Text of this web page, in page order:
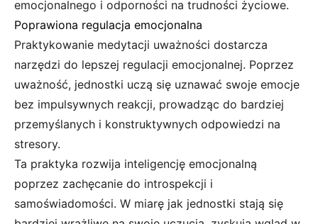
emocjonalnego i odporności na trudności życiowe.
Poprawiona regulacja emocjonalna
Praktykowanie medytacji uważności dostarcza
narzędzi do lepszej regulacji emocjonalnej. Poprzez
uważność, jednostki uczą się uznawać swoje emocje
bez impulsywnych reakcji, prowadząc do bardziej
przemyślanych i konstruktywnych odpowiedzi na
stresory.
Ta praktyka rozwija inteligencję emocjonalną
poprzez zachęcanie do introspekcji i
samoświadomości. W miarę jak jednostki stają się